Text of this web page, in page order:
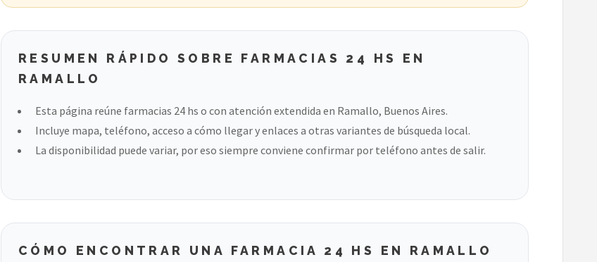
RESUMEN RÁPIDO SOBRE FARMACIAS 24 HS EN
RAMALLO
Esta página reúne farmacias 24 hs o con atención extendida en Ramallo, Buenos Aires.
Incluye mapa, teléfono, acceso a cómo llegar y enlaces a otras variantes de búsqueda local.
La disponibilidad puede variar, por eso siempre conviene confirmar por teléfono antes de salir.
CÓMO ENCONTRAR UNA FARMACIA 24 HS EN RAMALLO